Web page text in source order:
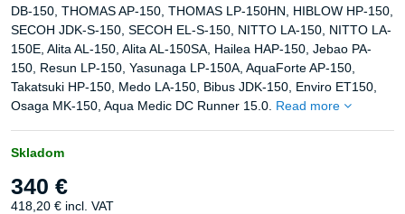
DB-150, THOMAS AP-150, THOMAS LP-150HN, HIBLOW HP-150,
SECOH JDK-S-150, SECOH EL-S-150, NITTO LA-150, NITTO LA-
150E, Alita AL-150, Alita AL-150SA, Hailea HAP-150, Jebao PA-
150, Resun LP-150, Yasunaga LP-150A, AquaForte AP-150,
Takatsuki HP-150, Medo LA-150, Bibus JDK-150, Enviro ET150,
Osaga MK-150, Aqua Medic DC Runner 15.0. Read more
Skladom
340 €
418,20 € incl. VAT